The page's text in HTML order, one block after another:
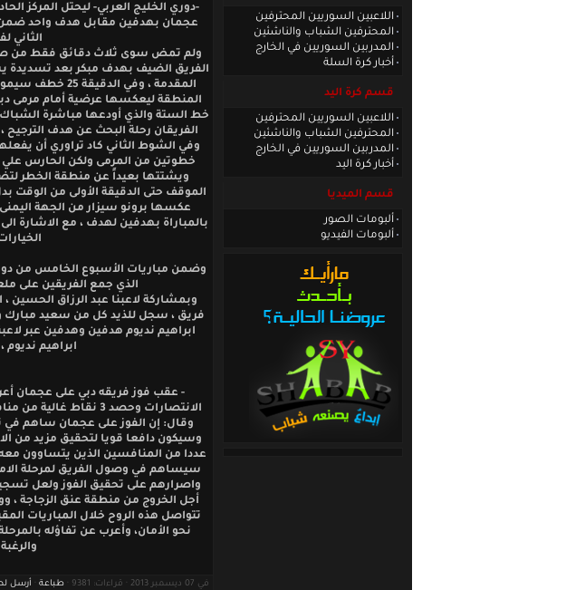
اللاعبين السوريين المحترفين
المحترفين الشباب والناشئين
المدربين السوريين في الخارج
أخبار كرة السلة
قسم كرة اليد
اللاعبين السوريين المحترفين
المحترفين الشباب والناشئين
المدربين السوريين في الخارج
أخبار كرة اليد
قسم الميديا
ألبومات الصور
ألبومات الفيديو
-دوري الخليج العربي- ليحتل المركز
عجمان بهدفين مقابل هدف واحد ضمن
الثاني
ولم تمض سوى ثلاث دقائق فقط من
الفريق الضيف بهدف مبكر بعد تسديدة
المقدمة ، وفي
المنطقة ليعكسها عرضية أمام مرمى
الفريقان رحلة البحث عن هدف الترجيح
خطوتين من المرمى ولكن الحارس علي
ويشتتها بعيداً عن منطقة الخطر
الموقف حتى الدقيقة الأولى من الوقت
عكسها برونو سيزار من الجهة
بالمباراة بهدفين لهدف ، مع الاشارة
الذي جمع الفريقين على
وبمشاركة لاعبنا عبد الرزاق الحسين
فريق ، سجل للذيد كل من سعيد مبارك
ابراهيم نديوم هدفين وهدفين عبر
ابراهيم
- عقب فوز فريقه دبي على عجمان
الانتصارات وحصد 3
وقال: إن الفوز على عجمان ساهم في
وسيكون دافعا قويا لتحقيق مزيد من
عددا من المنافسين الذين يتساوون
سيساهم في وصول الفريق لمرحلة
واصرارهم على تحقيق الفوز ولعل
أجل الخروج من منطقة عنق الزجاجة ،
تتواصل هذه الروح خلال المباريات
نحو الأمان، وأعرب عن تفاؤله
في 07 ديسمبر 2013 · قراءات: 9381 · طباعة أرسل